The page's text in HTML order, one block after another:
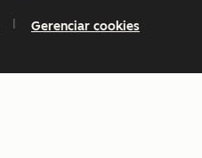
Gerenciar cookies